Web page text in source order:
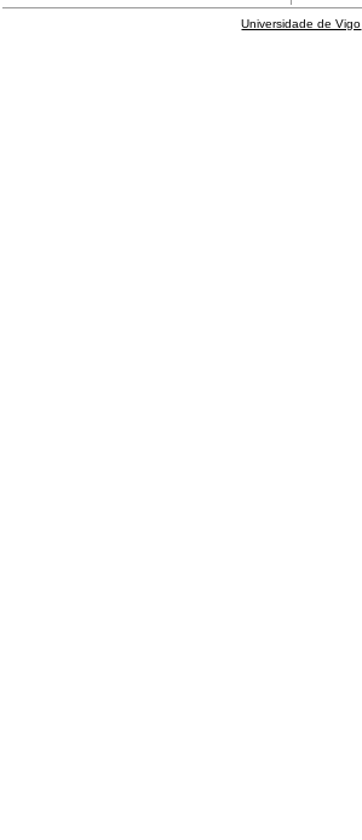
Universidade de Vigo